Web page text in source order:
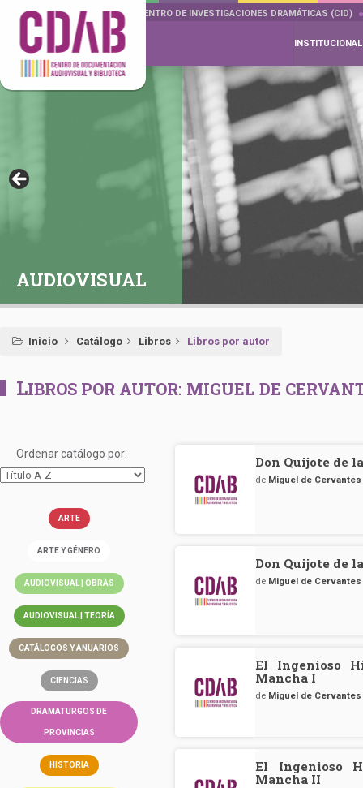
DOCUMENTA DRAMÁTICAS CENTRO DE INVESTIGACIONES DRAMÁTICAS (CID)
INSTITUCIONAL
AUDIOVISUAL
Inicio Catálogo Libros Libros por autor
LIBROS POR AUTOR: MIGUEL DE
Ordenar catálogo por:
ARTE
ARTE Y GÉNERO
AUDIOVISUAL | OBRAS
AUDIOVISUAL | TEORÍA
CATÁLOGOS Y ANUARIOS
CIENCIAS
DRAMATURGOS DE
PROVINCIAS
HISTORIA
Don Quijote de
de Miguel de Cervantes
Don Quijote de
de Miguel de Cervantes
El Ingenioso
Mancha I
de Miguel de Cervantes
El Ingenioso
Mancha II